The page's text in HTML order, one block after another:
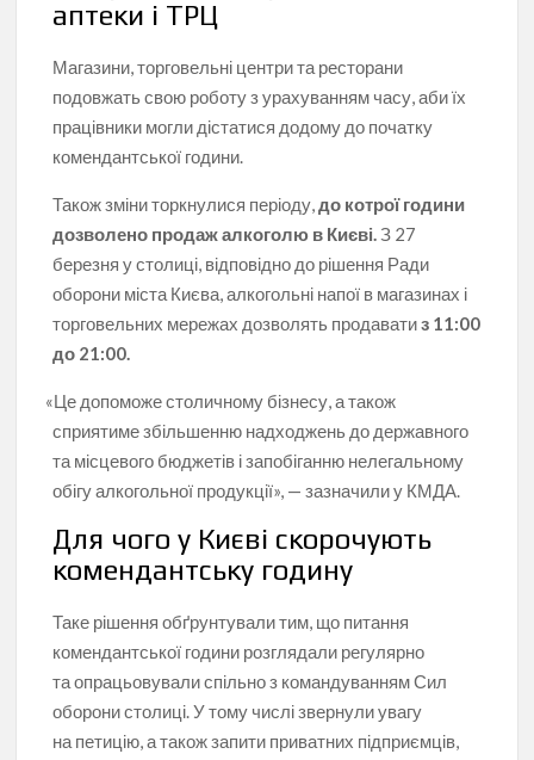
аптеки і ТРЦ
Магазини, торговельні центри та ресторани
подовжать свою роботу з урахуванням часу, аби їх
працівники могли дістатися додому до початку
комендантської години.
Також зміни торкнулися періоду,до котрої години
дозволено продаж алкоголю в Києві.З 27
березня у столиці, відповідно до рішення Ради
оборони міста Києва, алкогольні напої в магазинах і
торговельних мережах дозволять продаватиз 11:00
до 21:00.
«Це допоможе столичному бізнесу, а також
сприятиме збільшенню надходжень до державного
та місцевого бюджетів і запобіганню нелегальному
обігу алкогольної продукції», — зазначили у КМДА.
Для чого у Києві скорочують
комендантську годину
Таке рішення обґрунтували тим, що питання
комендантської години розглядали регулярно
та опрацьовували спільно з командуванням Сил
оборони столиці. У тому числі звернули увагу
на петицію, а також запити приватних підприємців,